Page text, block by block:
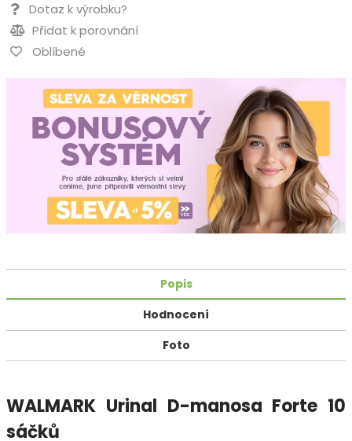
Dotaz k výrobku?
Přidat k porovnání
Oblíbené
Popis
Hodnocení
Foto
WALMARK Urinal D-manosa Forte 10
sáčků